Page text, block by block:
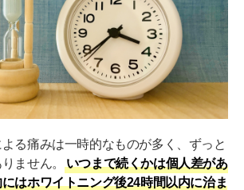
る痛みは一時的なものが多く、ずっと
ません。
いつまで続くかは個人差があ
はホワイトニング後24時間以内に治ま